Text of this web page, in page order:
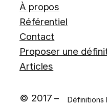
À propos
Référentiel
Contact
Proposer une
Articles
© 2017 –